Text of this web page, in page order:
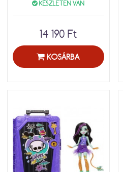
KÉSZLETEN VAN
14 190 Ft
KOSÁRBA